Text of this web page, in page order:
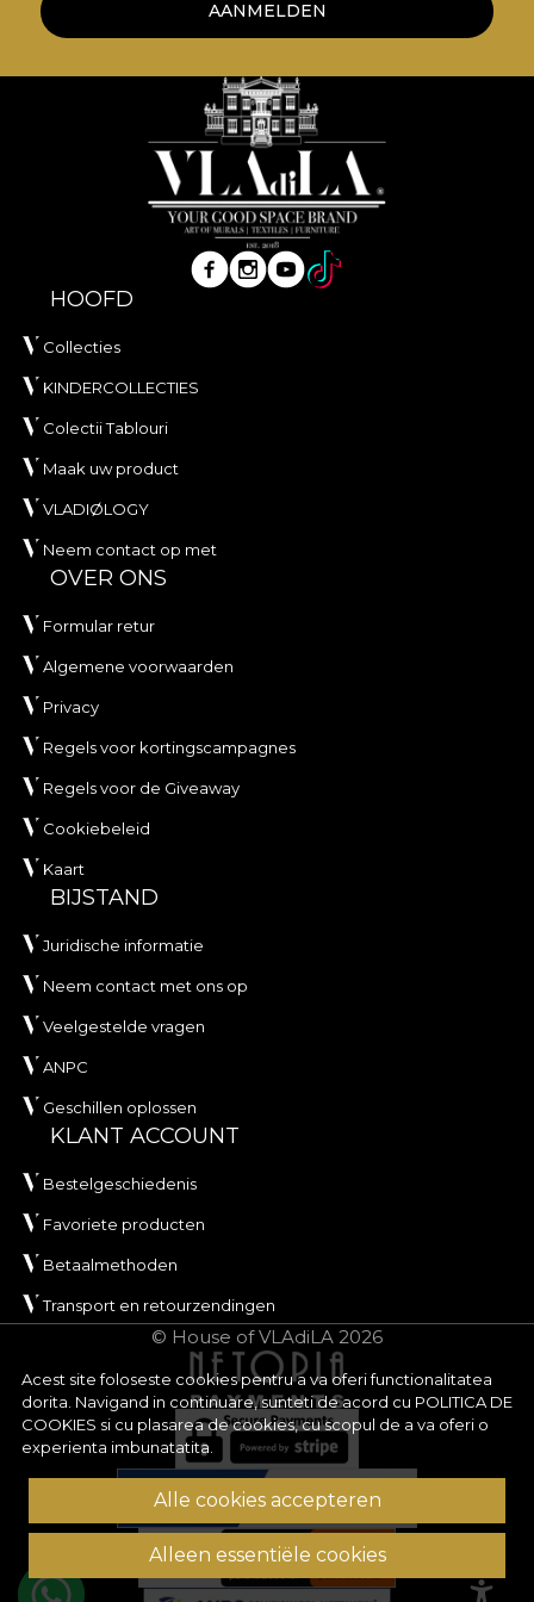
Acest site foloseste cookies pentru a va oferi functionalitatea
dorita. Navigand in continuare, sunteti de acord cu POLITICA DE
COOKIES si cu plasarea de cookies, cu scopul de a va oferi o
experienta imbunatatita.
Alle cookies accepteren
Alleen essentiële cookies
AANMELDEN
HOOFD
Collecties
KINDERCOLLECTIES
Colectii Tablouri
Maak uw product
VLADIØLOGY
Neem contact op met
OVER ONS
Formular retur
Algemene voorwaarden
Privacy
Regels voor kortingscampagnes
Regels voor de Giveaway
Cookiebeleid
Kaart
BIJSTAND
Juridische informatie
Neem contact met ons op
Veelgestelde vragen
ANPC
Geschillen oplossen
KLANT ACCOUNT
Bestelgeschiedenis
Favoriete producten
Betaalmethoden
Transport en retourzendingen
© House of VLAdiLA 2026